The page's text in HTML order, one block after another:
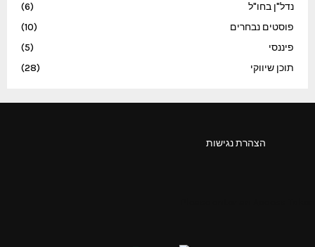
נדל"ן בחו"ל
(6)
פוסטים נבחרים
(10)
פיננסי
(5)
תוכן שיווקי
(28)
הצהרת נגישות